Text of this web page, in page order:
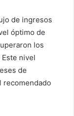
de ingresos
óptimo de
los
nivel
de
recomendado